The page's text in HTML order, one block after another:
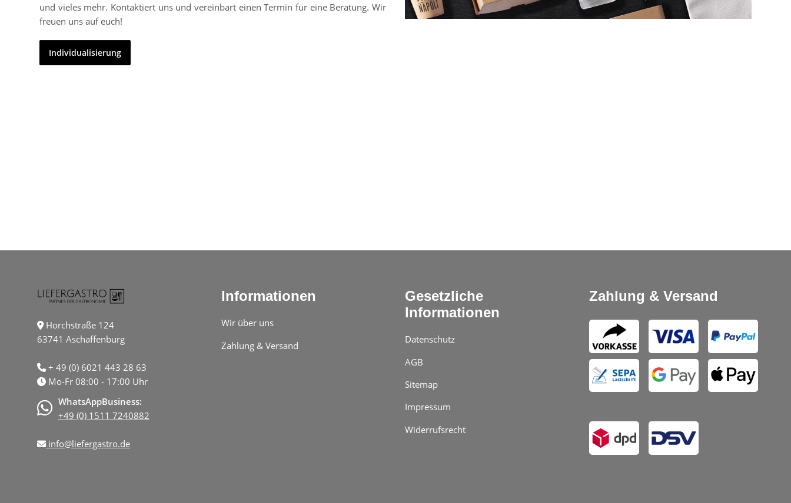
und vieles mehr. Kontaktiert uns und vereinbart einen Termin für eine Beratung. Wir
freuen uns auf euch!
Individualisierung
Horchstraße 124
63741 Aschaffenburg
+ 49 (0) 6021 443 28 63
Mo-Fr 08:00 - 17:00 Uhr
WhatsAppBusiness:
+49 (0) 1511 7240882
info@liefergastro.de
Informationen
Wir über uns
Zahlung & Versand
Gesetzliche
Informationen
Datenschutz
AGB
Sitemap
Impressum
Widerrufsrecht
Zahlung & Versand